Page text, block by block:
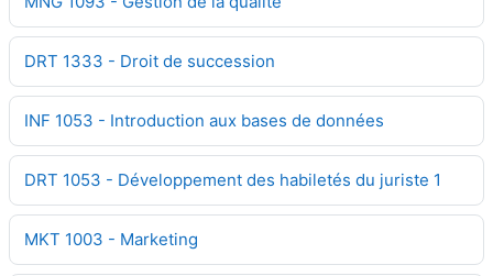
DRT 1333 - Droit de succession
INF 1053 - Introduction aux bases de données
DRT 1053 - Développement des habiletés du juriste 1
MKT 1003 - Marketing